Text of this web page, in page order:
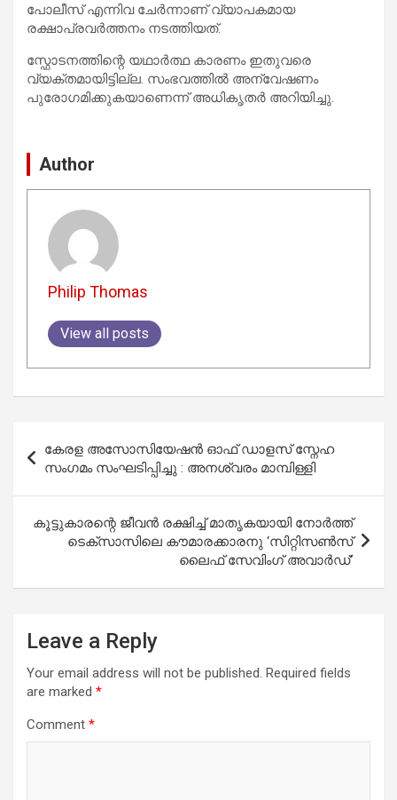
പോലീസ് എന്നിവ ചേർന്നാണ് വ്യാപകമായ
രക്ഷാപ്രവർത്തനം നടത്തിയത്.
സ്ഫോടനത്തിന്റെ യഥാർത്ഥ കാരണം ഇതുവരെ
വ്യക്തമായിട്ടില്ല. സംഭവത്തിൽ അന്വേഷണം
പുരോഗമിക്കുകയാണെന്ന് അധികൃതർ അറിയിച്ചു.
Author
Philip Thomas
View all posts
navigation
കേരള അസോസിയേഷൻ ഓഫ് ഡാളസ് സ്നേഹ
സംഗമം സംഘടിപ്പിച്ചു : അനശ്വരം മാമ്പിള്ളി
കൂട്ടുകാരന്റെ ജീവൻ രക്ഷിച്ച് മാതൃകയായി നോർത്ത്
ടെക്സാസിലെ കൗമാരക്കാരനു ‘സിറ്റിസൺസ്
ലൈഫ് സേവിംഗ് അവാർഡ്’
Leave a Reply
Your email address will not be published. Required fields
are marked *
Comment *